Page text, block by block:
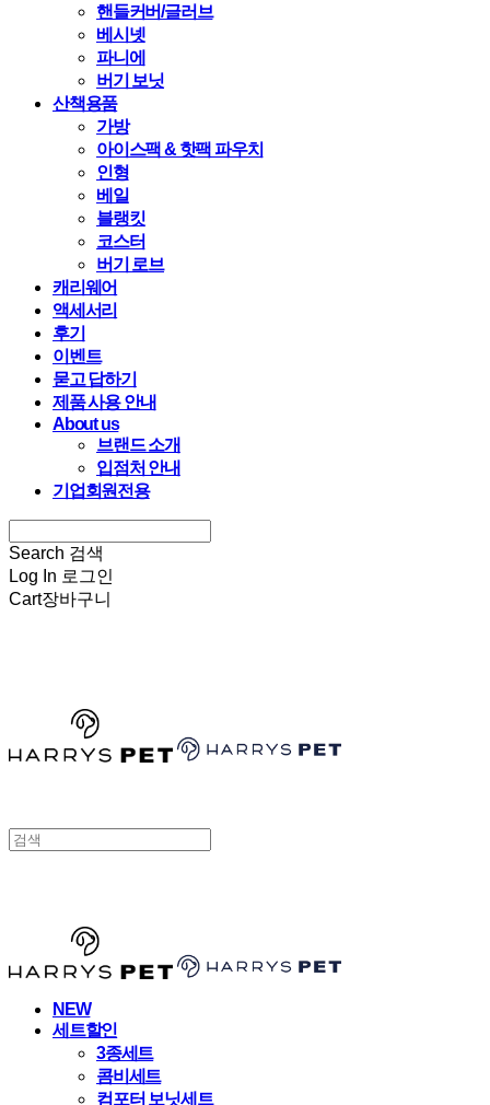
핸들커버/글러브
베시넷
파니에
버기 보닛
산책용품
가방
아이스팩 & 핫팩 파우치
인형
베일
블랭킷
코스터
버기 로브
캐리웨어
액세서리
후기
이벤트
묻고 답하기
제품 사용 안내
About us
브랜드 소개
입점처 안내
기업회원전용
Search 검색
Log In 로그인
Cart장바구니
NEW
세트할인
3종세트
콤비세트
컴포터 보닛세트